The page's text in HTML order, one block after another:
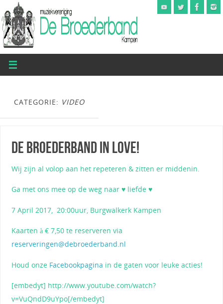
CATEGORIE: VIDEO
De Broederband in Love!
Wij zijn al volop aan het repeteren & zitten er middenin.
Ga met ons mee op de weg naar ♥ liefde ♥
7 April 2017, 20:00uur, Burgwalkerk Kampen
Kaarten à € 7,50 te reserveren via
reserveringen@debroederband.nl
Houd onze Facebookpagina in de gaten voor leuke acties!
[embedyt] http://www.youtube.com/watch?
v=VuQndD9uYpo[/embedyt]